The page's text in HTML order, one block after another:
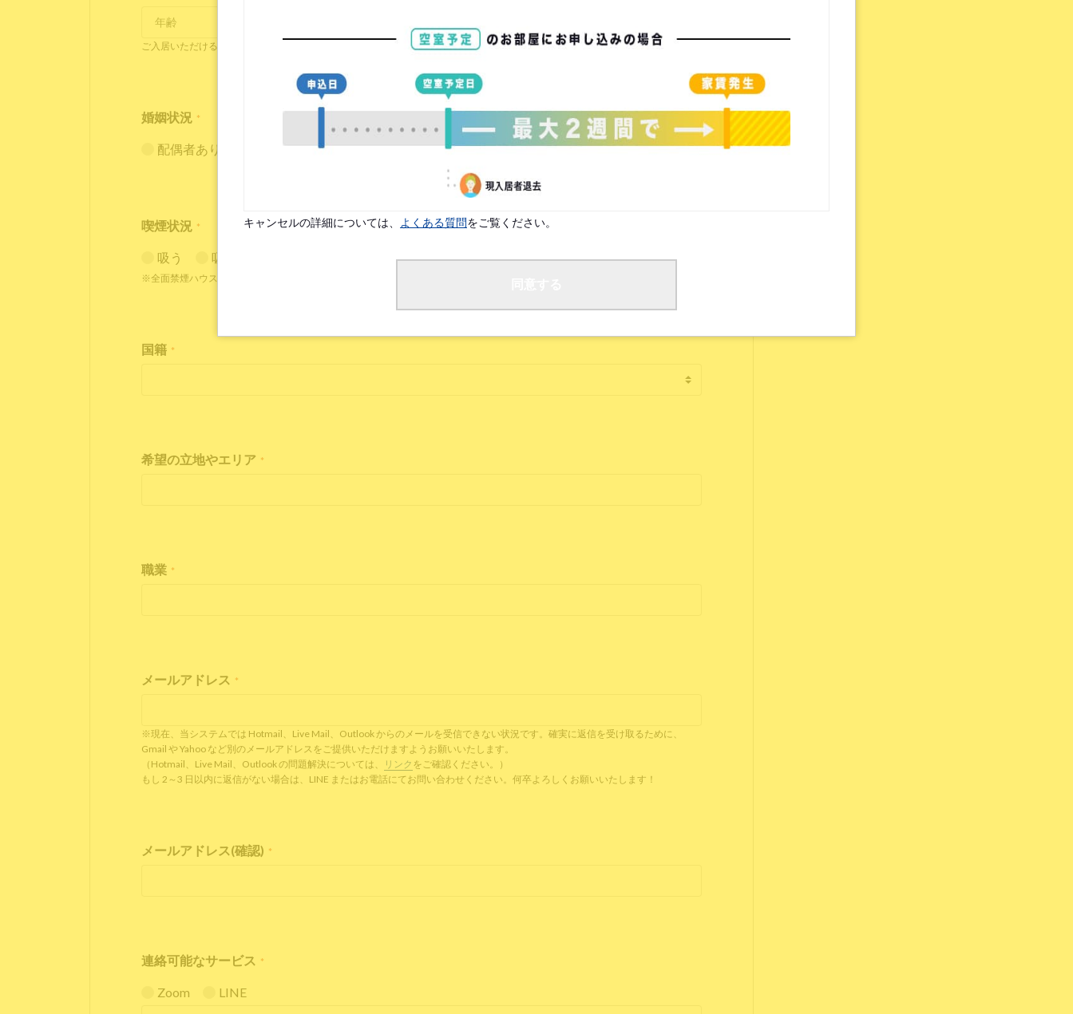
ご入居いただけるのは18歳～35歳の方となります。
婚姻状況 *
配偶者あり（入居条件あり） 配偶者なし
喫煙状況 *
吸う 吸わない
※全面禁煙ハウスには喫煙者の方はご入居いただけませんのでご了承ください。
国籍 *
希望の立地やエリア *
職業 *
メールアドレス *
※現在、当システムでは Hotmail、Live Mail、Outlook からのメールを受信できない状況です。確実に返信を受け取るために、
Gmail や Yahoo など別のメールアドレスをご提供いただけますようお願いいたします。
（Hotmail、Live Mail、Outlook の問題解決については、
リンク をご確認ください。）
もし 2～3 日以内に返信がない場合は、LINE またはお電話にてお問い合わせください。何卒よろしくお願いいたします！
メールアドレス(確認) *
連絡可能なサービス *
Zoom LINE
キャンセルの詳細については、 よくある質問をご覧ください。